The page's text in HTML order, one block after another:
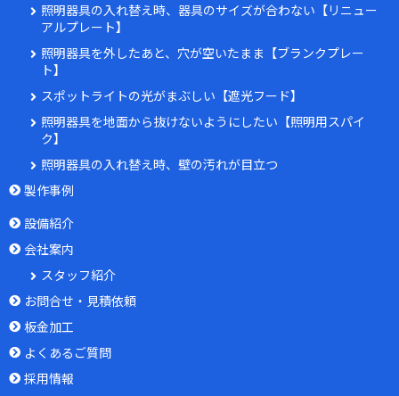
照明器具の入れ替え時、器具のサイズが合わない【リニュー
アルプレート】
照明器具を外したあと、穴が空いたまま【ブランクプレー
ト】
スポットライトの光がまぶしい【遮光フード】
照明器具を地面から抜けないようにしたい【照明用スパイ
ク】
照明器具の入れ替え時、壁の汚れが目立つ
製作事例
設備紹介
会社案内
スタッフ紹介
お問合せ・見積依頼
板金加工
よくあるご質問
採用情報